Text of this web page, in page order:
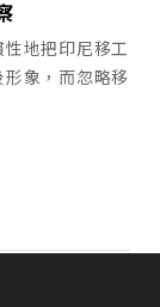
地把印尼移工
象，而忽略移